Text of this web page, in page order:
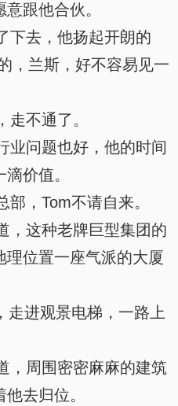
跟他合伙。
去，他扬起开朗的
，兰斯，好不容易见一
不通了。
问题也好，他的时间
价值。
，Tom不请自来。
这种老牌巨型集团的
理位置一座气派的大厦
进观景电梯，一路上
周围密密麻麻的建筑
去归位。